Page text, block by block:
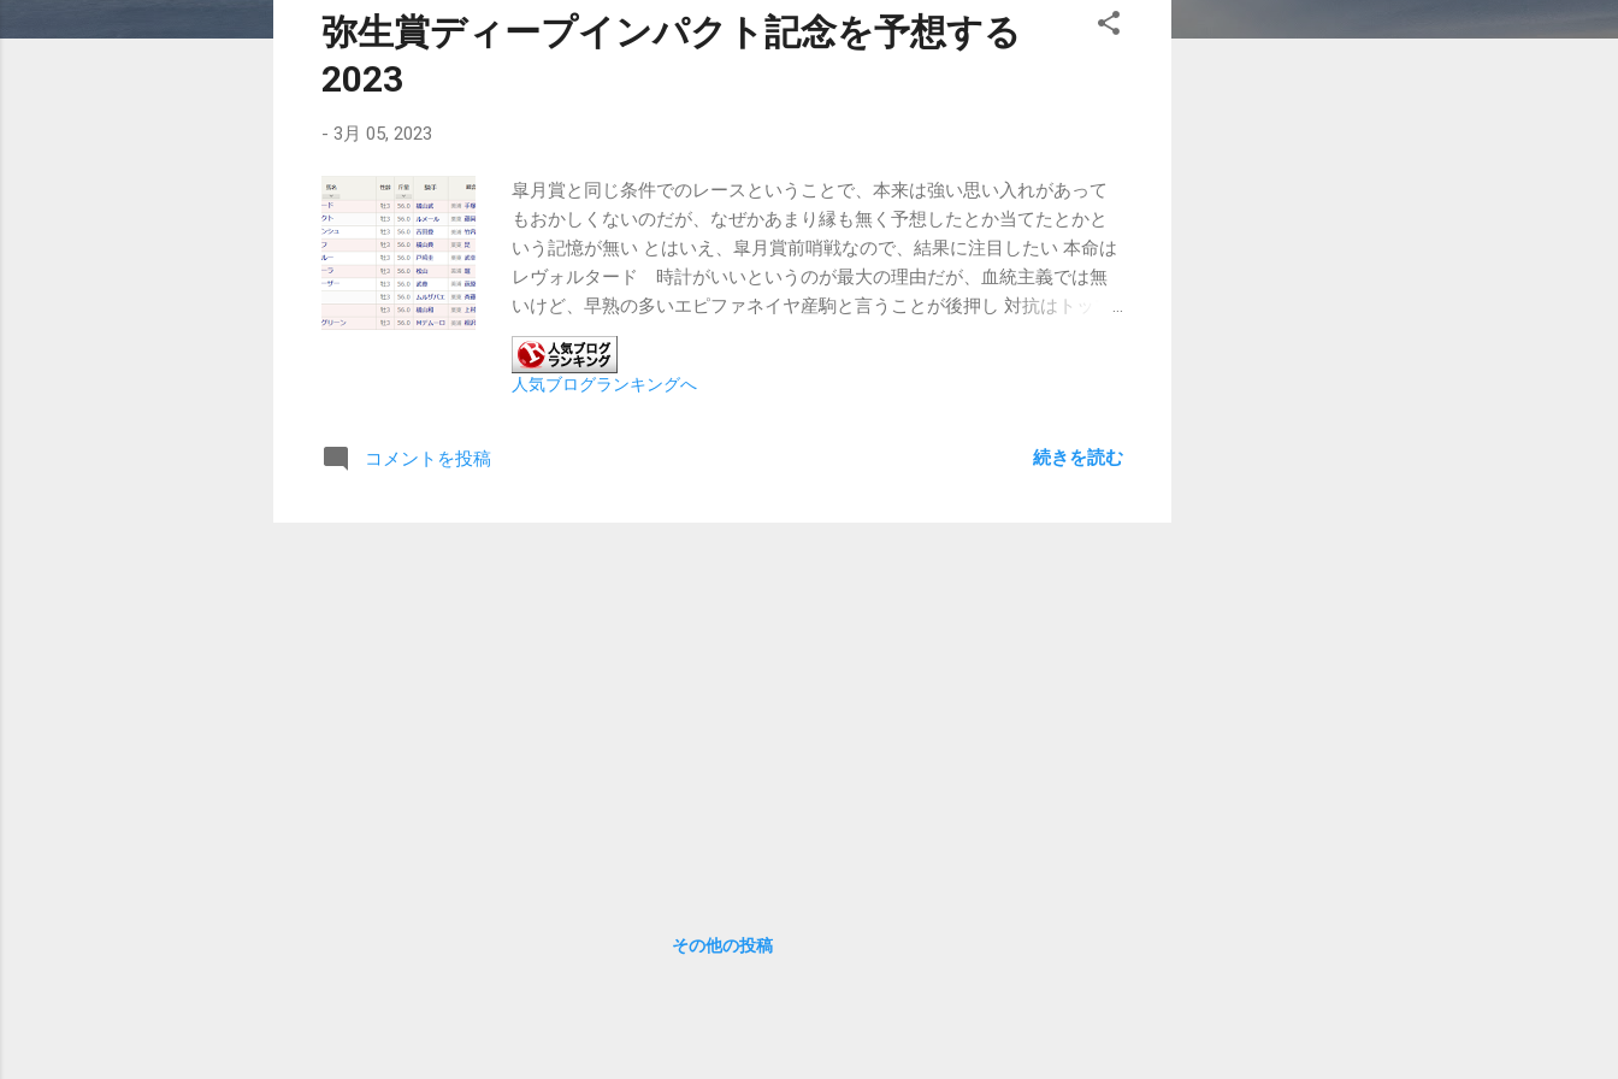
弥生賞ディープインパクト記念を予想する
2023
- 3月 05, 2023
皐月賞と同じ条件でのレースということで、本来は強い思い入れがあって
もおかしくないのだが、なぜかあまり縁も無く予想したとか当てたとかと
いう記憶が無い とはいえ、皐月賞前哨戦なので、結果に注目したい 本命は
レヴォルタード 時計がいいというのが最大の理由だが、血統主義では無
いけど、早熟の多いエピファネイヤ産駒と言うことが後押し 対抗はトップ
ナイフ ホープフルステークス２着ということで、これは順当な選択かな
単穴はグリューネグリーン 前走のホープフルステークスこそ振るわない
結果だったが、そこそこ走れる脚を持っていると思う 連対馬はタスティエ
人気ブログランキングへ
コメントを投稿 続きを読む
その他の投稿